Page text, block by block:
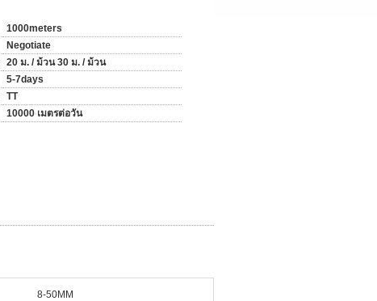
1000meters
Negotiate
20 ม. / ม้วน 30 ม. / ม้วน
5-7days
TT
10000 เมตรต่อวัน
8-50MM